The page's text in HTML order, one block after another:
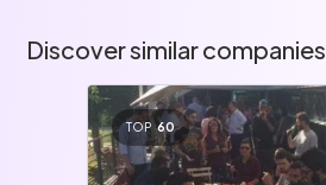
Discover similar companies
TOP 60